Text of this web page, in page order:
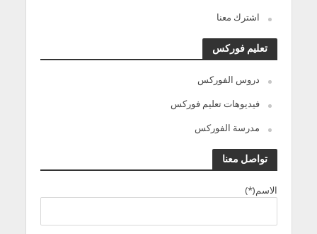
اشترك معنا
تعليم فوركس
دروس الفوركس
فيديوهات تعليم فوركس
مدرسة الفوركس
تواصل معنا
الاسم(*)